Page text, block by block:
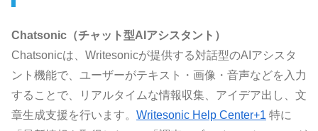
Chatsonic（チャット型AIアシスタント）
Chatsonicは、Writesonicが提供する対話型のAIアシスタ
ント機能で、ユーザーがテキスト・画像・音声などを入力
することで、リアルタイムな情報収集、アイデア出し、文
章生成支援を行います。 Writesonic Help Center+1 特に